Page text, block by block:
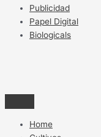
Publicidad
Papel Digital
Biologicals
Home